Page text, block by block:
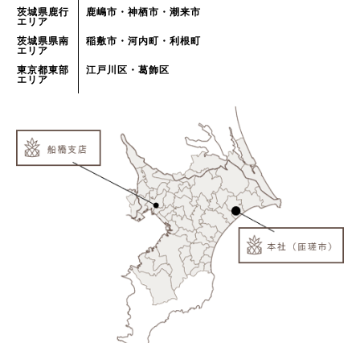
茨城県鹿行
エリア
鹿嶋市・神栖市・潮来市
茨城県県南
エリア
稲敷市・河内町・利根町
東京都東部
エリア
江戸川区・葛飾区